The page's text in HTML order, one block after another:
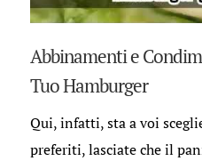
Abbinamenti e
Tuo Hamburger
Qui, infatti, sta a voi
preferiti, lasciate che il